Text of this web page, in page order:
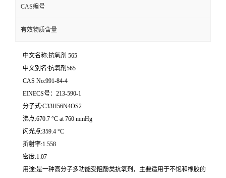
CAS编号
有效物质含量
中文名称:抗氧剂 565
中文别名:抗氧剂565
CAS No:991-84-4
EINECS号：213-590-1
分子式:C33H56N4OS2
沸点:670.7 °C at 760 mmHg
闪光点:359.4 °C
折射率:1.558
密度:1.07
用途:是一种高分子多功能受阻酚类抗氧剂，主要适用于不饱和橡胶的